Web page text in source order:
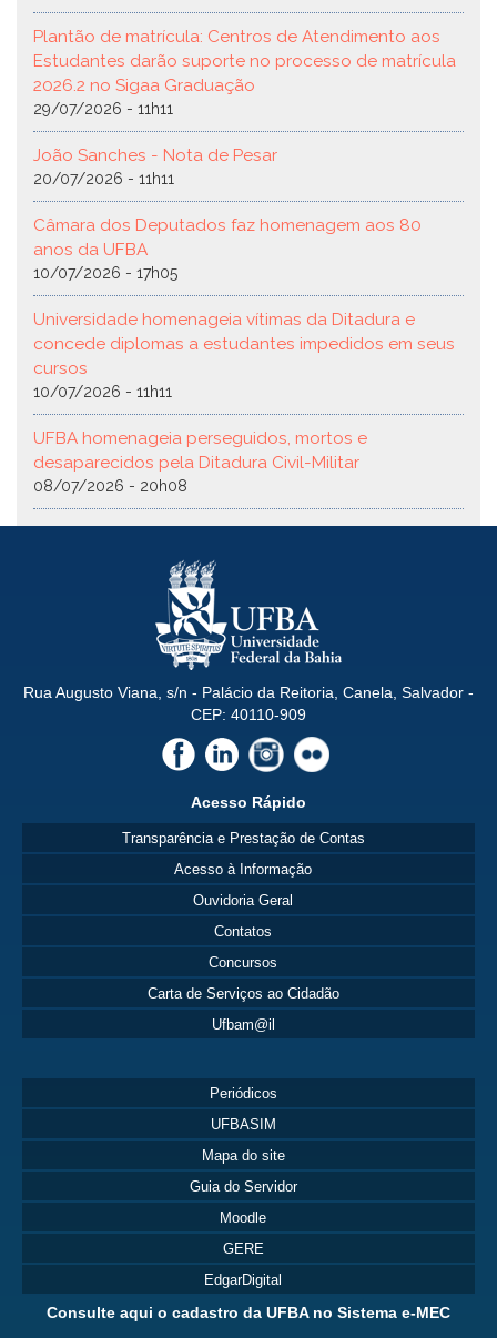
Plantão de matrícula: Centros de Atendimento aos
Estudantes darão suporte no processo de matrícula
2026.2 no Sigaa Graduação
29/07/2026 - 11h11
João Sanches - Nota de Pesar
20/07/2026 - 11h11
Câmara dos Deputados faz homenagem aos 80
anos da UFBA
10/07/2026 - 17h05
Universidade homenageia vítimas da Ditadura e
concede diplomas a estudantes impedidos em seus
cursos
10/07/2026 - 11h11
UFBA homenageia perseguidos, mortos e
desaparecidos pela Ditadura Civil-Militar
08/07/2026 - 20h08
Rua Augusto Viana, s/n - Palácio da Reitoria, Canela, Salvador -
CEP: 40110-909
Acesso Rápido
Transparência e Prestação de Contas
Acesso à Informação
Ouvidoria Geral
Contatos
Concursos
Carta de Serviços ao Cidadão
Ufbam@il
Periódicos
UFBASIM
Mapa do site
Guia do Servidor
Moodle
GERE
EdgarDigital
Consulte aqui o cadastro da UFBA no Sistema e-MEC